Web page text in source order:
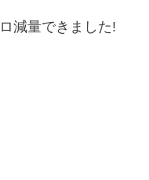
減量できました!